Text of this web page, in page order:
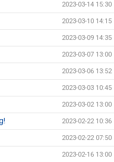
2023-03-14 15:30
2023-03-10 14:15
2023-03-09 14:35
2023-03-07 13:00
2023-03-06 13:52
2023-03-03 10:45
2023-03-02 13:00
2023-02-22 10:36
2023-02-22 07:50
2023-02-16 13:00